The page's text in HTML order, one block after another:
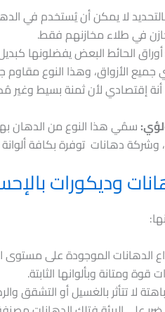
لا يمكن أن يُستخدم في
في طلاء مخازنهم فقط.
أوراق الحائط البعض يفضلونها
جميع الأزواق، وهذا النوع
أنة إقتصادي لأن ثمنة بسيط
سمُي هذا النوع من الدهان
وشركة دهانات توفرة بكافة ألوانة
وديكورات
الدهانات الموجودة على مستوى
قوة ومتانة وبألوانها الثابتة.
لا تتأثر بالغسيل أو التشقق